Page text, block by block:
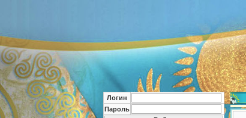
Логин
Пароль